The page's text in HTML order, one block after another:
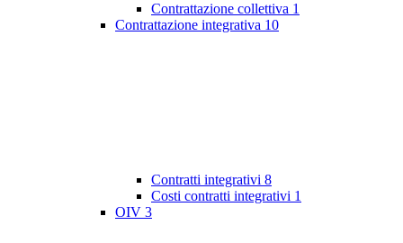
Contrattazione collettiva 1
Contrattazione integrativa 10
Contratti integrativi 8
Costi contratti integrativi 1
OIV 3